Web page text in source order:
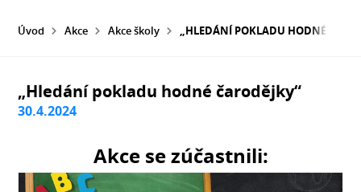
Úvod Akce Akce školy „HLEDÁNÍ POKLADU HODNÉ
„Hledání pokladu hodné čarodějky“
30.4.2024
Akce se zúčastnili: